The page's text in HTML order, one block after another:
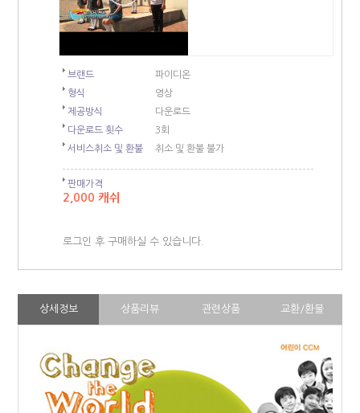
브랜드
파이디온
형식
영상
제공방식
다운로드
다운로드 횟수
3회
서비스취소 및 환불
취소 및 환불 불가
판매가격
2,000 캐쉬
로그인 후 구매하실 수 있습니다.
상세정보 상품리뷰 관련상품 교환/환불